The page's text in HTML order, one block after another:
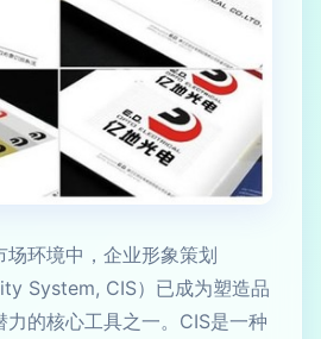
环境中，企业形象策划
System, CIS）已成为塑造品
力的核心工具之一。CIS是一种